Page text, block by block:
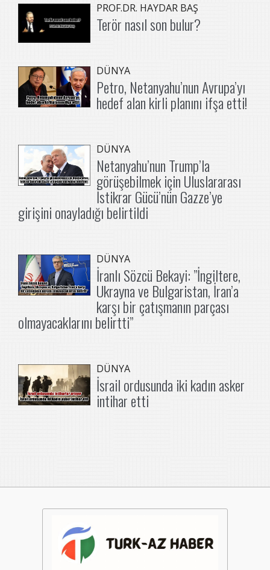
PROF.DR. HAYDAR BAŞ
Terör nasıl son bulur?
DÜNYA
Petro, Netanyahu’nun Avrupa’yı
hedef alan kirli planını ifşa etti!
DÜNYA
Netanyahu’nun Trump’la
görüşebilmek için Uluslararası
İstikrar Gücü’nün Gazze’ye
girişini onayladığı belirtildi
DÜNYA
İranlı Sözcü Bekayi: ”İngiltere,
Ukrayna ve Bulgaristan, İran’a
karşı bir çatışmanın parçası
olmayacaklarını belirtti”
DÜNYA
İsrail ordusunda iki kadın asker
intihar etti